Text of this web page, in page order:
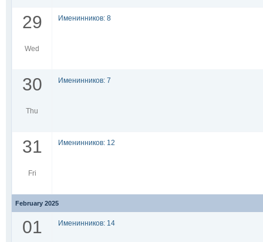
29
Wed
Именинников: 8
30
Thu
Именинников: 7
31
Fri
Именинников: 12
February 2025
01 Именинников: 14